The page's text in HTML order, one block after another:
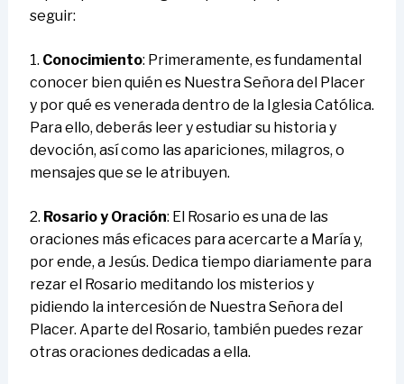
seguir:
1. Conocimiento: Primeramente, es fundamental
conocer bien quién es Nuestra Señora del Placer
y por qué es venerada dentro de la Iglesia Católica.
Para ello, deberás leer y estudiar su historia y
devoción, así como las apariciones, milagros, o
mensajes que se le atribuyen.
2. Rosario y Oración: El Rosario es una de las
oraciones más eficaces para acercarte a María y,
por ende, a Jesús. Dedica tiempo diariamente para
rezar el Rosario meditando los misterios y
pidiendo la intercesión de Nuestra Señora del
Placer. Aparte del Rosario, también puedes rezar
otras oraciones dedicadas a ella.